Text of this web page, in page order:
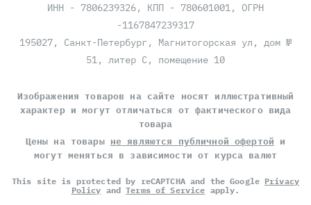
ИНН - 7806239326, КПП - 780601001, ОГРН
-1167847239317
195027, Санкт-Петербург, Магнитогорская ул, дом №
51, литер С, помещение 10
Изображения товаров на сайте носят иллюстративный
характер и могут отличаться от фактического вида
товара
Цены на товары не являются публичной офертой и
могут меняться в зависимости от курса валют
This site is protected by reCAPTCHA and the Google Privacy
Policy andTerms of Service apply.